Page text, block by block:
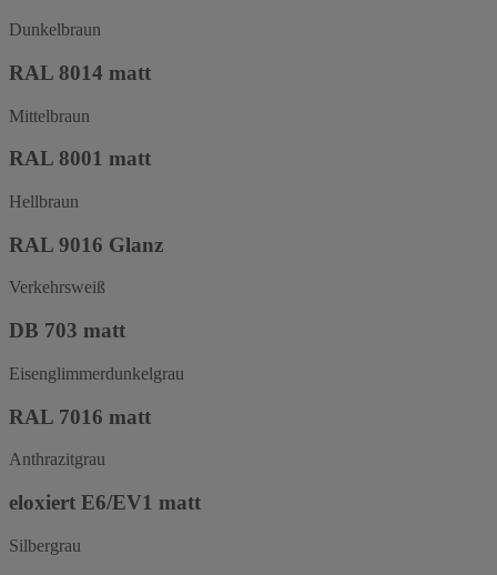
Dunkelbraun
RAL 8014 matt
Mittelbraun
RAL 8001 matt
Hellbraun
RAL 9016 Glanz
Verkehrsweiß
DB 703 matt
Eisenglimmerdunkelgrau
RAL 7016 matt
Anthrazitgrau
eloxiert E6/EV1 matt
Silbergrau